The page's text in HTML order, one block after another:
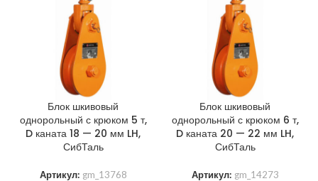
Блок шкивовый
однорольный с крюком 5 т,
D каната 18 — 20 мм LH,
СибТаль
Артикул: gm_13768
Блок шкивовый
однорольный с крюком 6 т,
D каната 20 — 22 мм LH,
СибТаль
Артикул: gm_14273